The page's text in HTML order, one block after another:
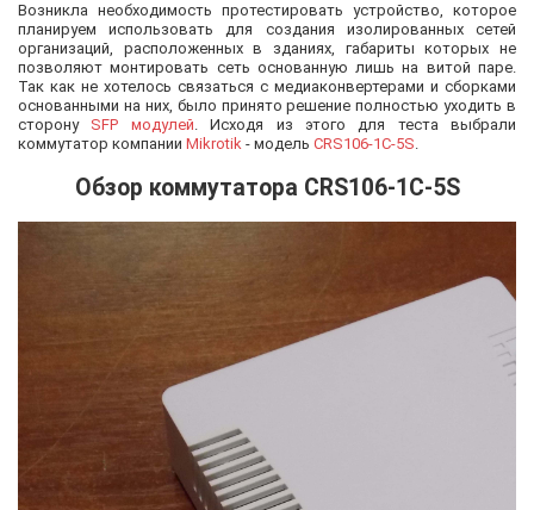
Возникла необходимость протестировать устройство, которое
планируем использовать для создания изолированных сетей
организаций, расположенных в зданиях, габариты которых не
позволяют монтировать сеть основанную лишь на витой паре.
Так как не хотелось связаться с медиаконвертерами и сборками
основанными на них, было принято решение полностью уходить в
сторону SFP модулей. Исходя из этого для теста выбрали
коммутатор компании Mikrotik - модель CRS106-1C-5S.
Обзор коммутатора CRS106-1C-5S